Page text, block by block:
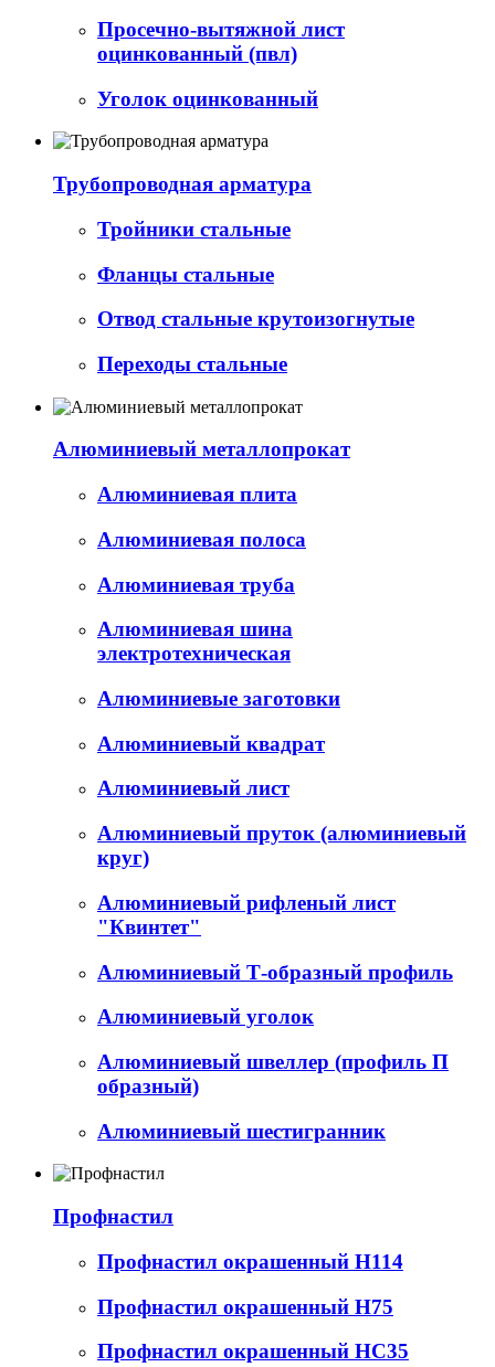
Просечно-вытяжной лист
оцинкованный (пвл)
Уголок оцинкованный
Трубопроводная арматура
Тройники стальные
Фланцы стальные
Отвод стальные крутоизогнутые
Переходы стальные
Алюминиевый металлопрокат
Алюминиевая плита
Алюминиевая полоса
Алюминиевая труба
Алюминиевая шина
электротехническая
Алюминиевые заготовки
Алюминиевый квадрат
Алюминиевый лист
Алюминиевый пруток (алюминиевый
круг)
Алюминиевый рифленый лист
"Квинтет"
Алюминиевый Т-образный профиль
Алюминиевый уголок
Алюминиевый швеллер (профиль П
образный)
Алюминиевый шестигранник
Профнастил
Профнастил окрашенный Н114
Профнастил окрашенный Н75
Профнастил окрашенный НС35